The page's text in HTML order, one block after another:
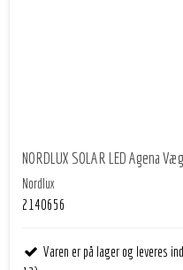
NORDLUX SOLAR LED Agena
Nordlux
2140656
Varen er på lager og leveres